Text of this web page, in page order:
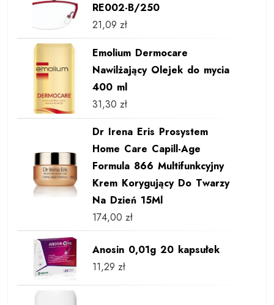
RE002-B/250
21,09 zł
Emolium Dermocare
Nawilżający Olejek do mycia
400 ml
31,30 zł
Dr Irena Eris Prosystem
Home Care Capill-Age
Formula 866 Multifunkcyjny
Krem Korygujący Do Twarzy
Na Dzień 15Ml
174,00 zł
Anosin 0,01g 20 kapsułek
11,29 zł